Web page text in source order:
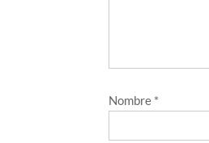
Nombre *